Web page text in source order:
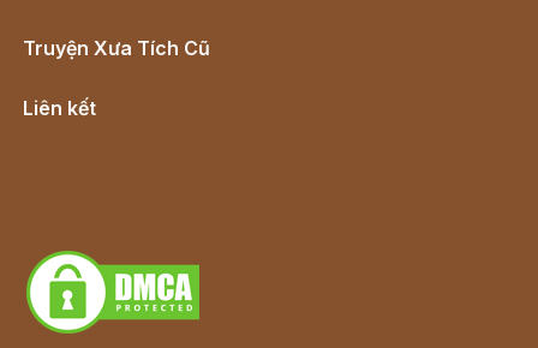
Truyện Xưa Tích Cũ
Liên kết